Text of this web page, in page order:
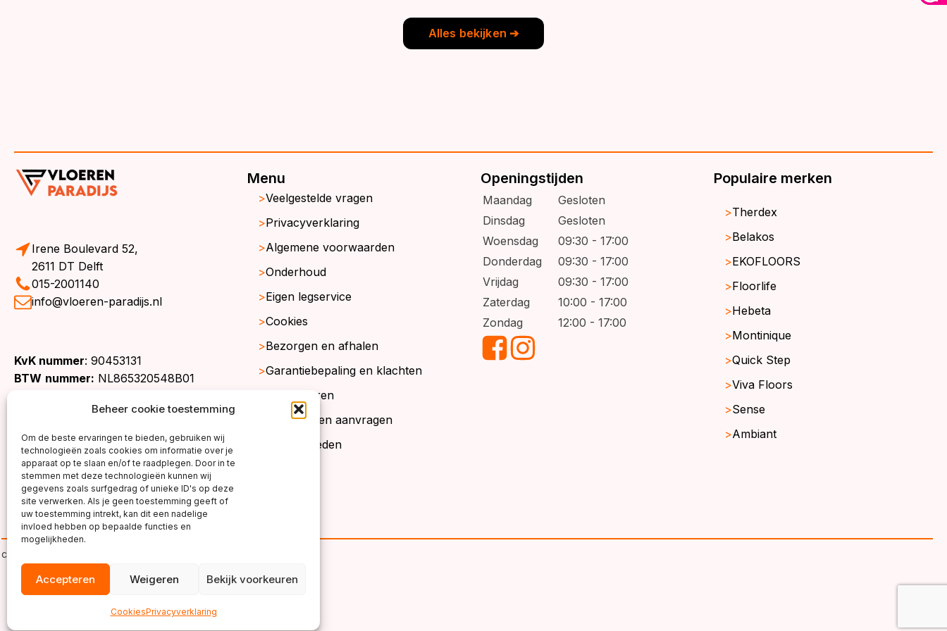
Beheer cookie toestemming
Om de beste ervaringen te bieden, gebruiken wij
technologieën zoals cookies om informatie over je
apparaat op te slaan en/of te raadplegen. Door in te
stemmen met deze technologieën kunnen wij
gegevens zoals surfgedrag of unieke ID's op deze
site verwerken. Als je geen toestemming geeft of
uw toestemming intrekt, kan dit een nadelige
invloed hebben op bepaalde functies en
mogelijkheden.
Accepteren Weigeren Bekijk voorkeuren
CookiesPrivacyverklaring
Alles bekijken ➔
Irene Boulevard 52,
2611 DT Delft
015-2001140
info@vloeren-paradijs.nl
KvK nummer: 90453131
BTW nummer: NL865320548B01
Menu
Veelgestelde vragen
Privacyverklaring
Algemene voorwaarden
Onderhoud
Eigen legservice
Cookies
Bezorgen en afhalen
Garantiebepaling en klachten
Retourneren
Gratis stalen aanvragen
Werkgebieden
Openingstijden
Maandag
Gesloten
Dinsdag
Gesloten
Woensdag
09:30 - 17:00
Donderdag
09:30 - 17:00
Vrijdag
09:30 - 17:00
Zaterdag
10:00 - 17:00
Zondag
12:00 - 17:00
Populaire merken
Therdex
Belakos
EKOFLOORS
Floorlife
Hebeta
Montinique
Quick Step
Viva Floors
Sense
Ambiant
copyright ©2026